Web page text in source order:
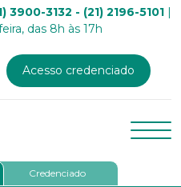
3132 - (21) 2196-5101 |
das 8h às 17h
Acesso credenciado
Credenciado